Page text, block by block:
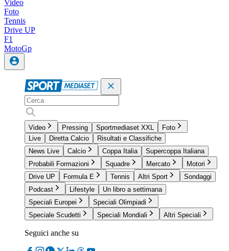
Video
Foto
Tennis
Drive UP
F1
MotoGp
Video Pressing Sportmediaset XXL
Foto
Live
Diretta Calcio
Risultati e Classifiche
News Live
Calcio Coppa Italia
Supercoppa Italiana
Probabili Formazioni
Squadre Mercato
Motori
Drive UP
Formula E Tennis Altri Sport
Sondaggi
Podcast
Lifestyle
Un libro a settimana
Speciali Europei
Speciali Olimpiadi
Speciale Scudetti
Speciali Mondiali Altri Speciali
Seguici anche su